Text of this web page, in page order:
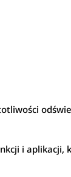
i aplikacji,